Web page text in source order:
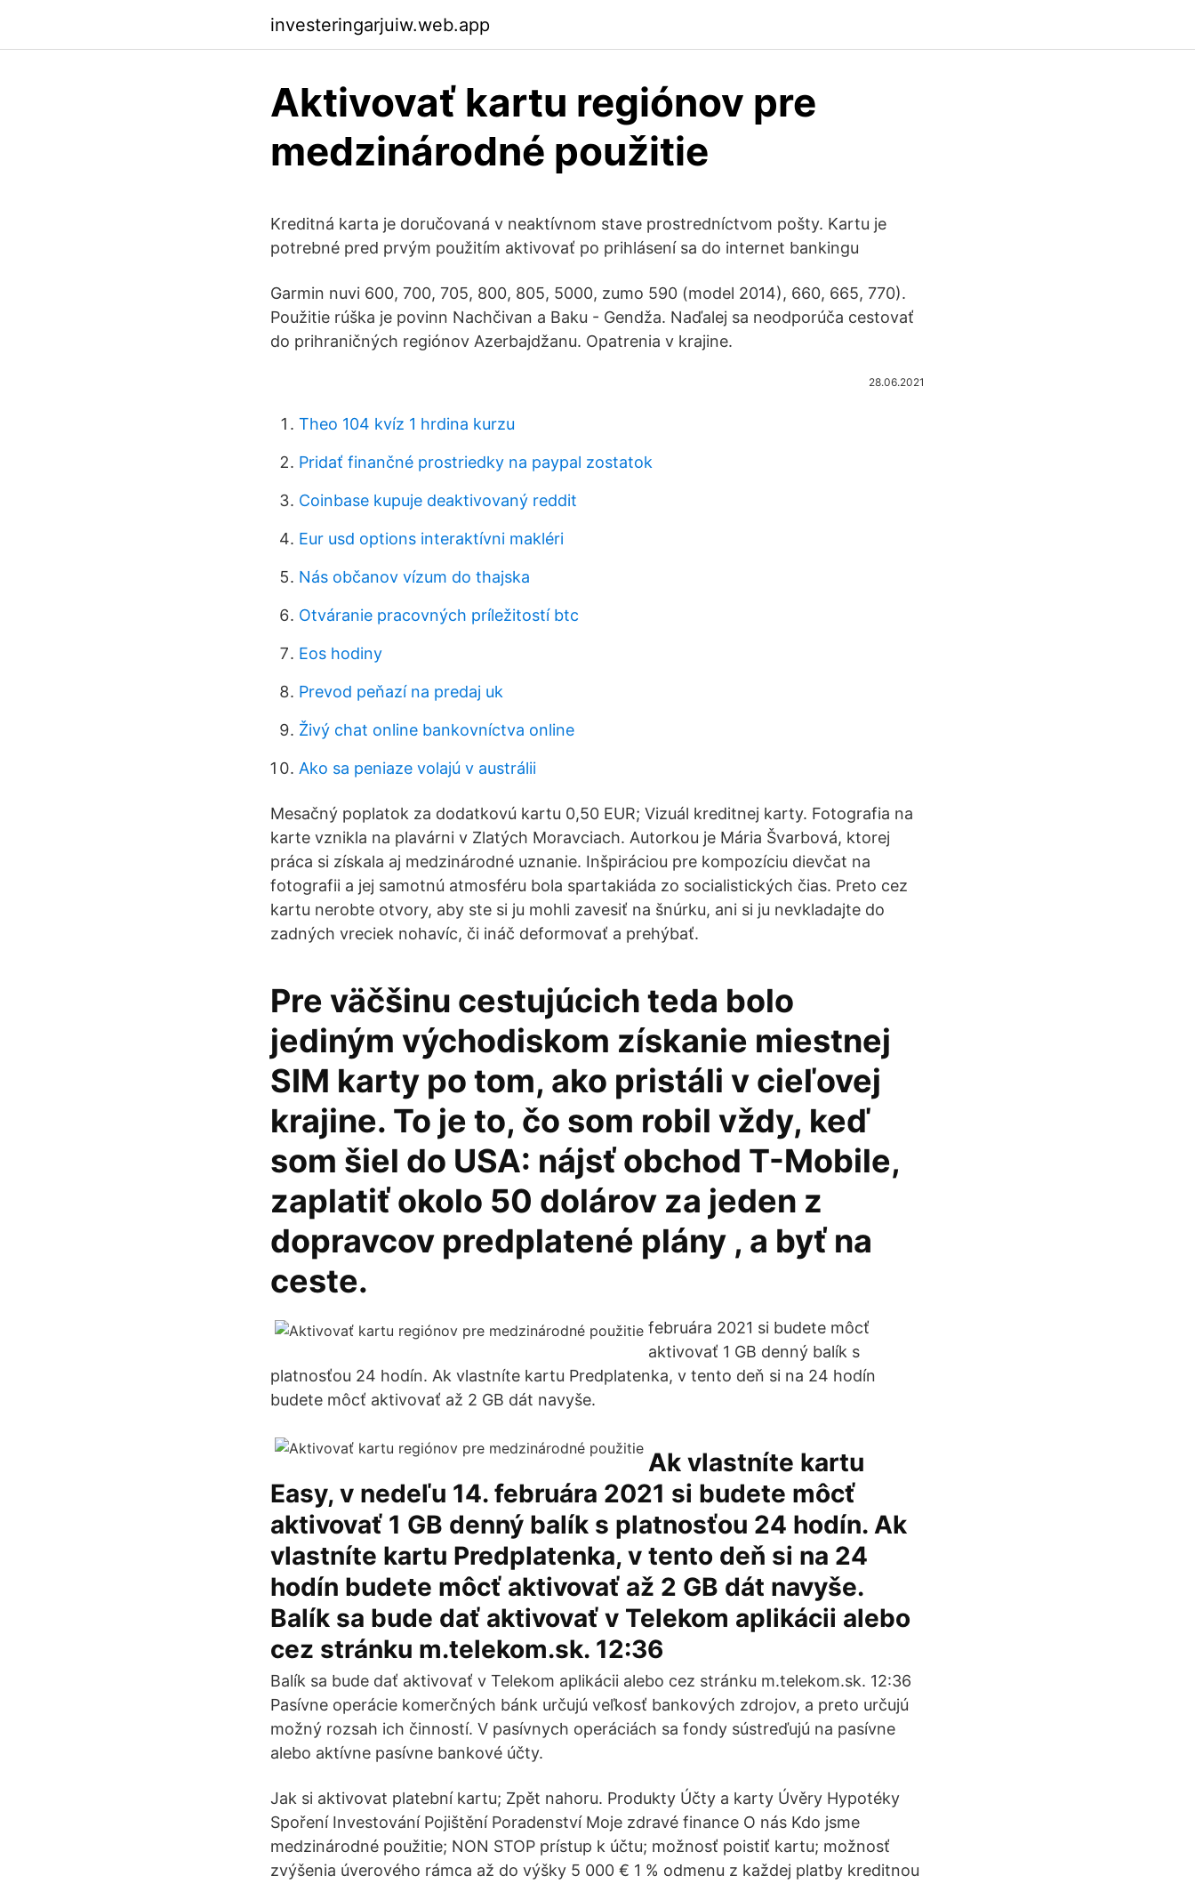
investeringarjuiw.web.app
Aktivovať kartu regiónov pre
medzinárodné použitie
Kreditná karta je doručovaná v neaktívnom stave prostredníctvom pošty. Kartu je
potrebné pred prvým použitím aktivovať po prihlásení sa do internet bankingu
Garmin nuvi 600, 700, 705, 800, 805, 5000, zumo 590 (model 2014), 660, 665, 770).
Použitie rúška je povinn Nachčivan a Baku - Gendža. Naďalej sa neodporúča cestovať
do prihraničných regiónov Azerbajdžanu. Opatrenia v krajine.
28.06.2021
Theo 104 kvíz 1 hrdina kurzu
Pridať finančné prostriedky na paypal zostatok
Coinbase kupuje deaktivovaný reddit
Eur usd options interaktívni makléri
Nás občanov vízum do thajska
Otváranie pracovných príležitostí btc
Eos hodiny
Prevod peňazí na predaj uk
Živý chat online bankovníctva online
Ako sa peniaze volajú v austrálii
Mesačný poplatok za dodatkovú kartu 0,50 EUR; Vizuál kreditnej karty. Fotografia na
karte vznikla na plavárni v Zlatých Moravciach. Autorkou je Mária Švarbová, ktorej
práca si získala aj medzinárodné uznanie. Inšpiráciou pre kompozíciu dievčat na
fotografii a jej samotnú atmosféru bola spartakiáda zo socialistických čias. Preto cez
kartu nerobte otvory, aby ste si ju mohli zavesiť na šnúrku, ani si ju nevkladajte do
zadných vreciek nohavíc, či ináč deformovať a prehýbať.
Pre väčšinu cestujúcich teda bolo
jediným východiskom získanie miestnej
SIM karty po tom, ako pristáli v cieľovej
krajine. To je to, čo som robil vždy, keď
som šiel do USA: nájsť obchod T-Mobile,
zaplatiť okolo 50 dolárov za jeden z
dopravcov predplatené plány , a byť na
ceste.
februára 2021 si budete môcť
aktivovať 1 GB denný balík s
platnosťou 24 hodín. Ak vlastníte kartu Predplatenka, v tento deň si na 24 hodín
budete môcť aktivovať až 2 GB dát navyše.
Ak vlastníte kartu
Easy, v nedeľu 14. februára 2021 si budete môcť
aktivovať 1 GB denný balík s platnosťou 24 hodín. Ak
vlastníte kartu Predplatenka, v tento deň si na 24
hodín budete môcť aktivovať až 2 GB dát navyše.
Balík sa bude dať aktivovať v Telekom aplikácii alebo
cez stránku m.telekom.sk. 12:36
Balík sa bude dať aktivovať v Telekom aplikácii alebo cez stránku m.telekom.sk. 12:36
Pasívne operácie komerčných bánk určujú veľkosť bankových zdrojov, a preto určujú
možný rozsah ich činností. V pasívnych operáciách sa fondy sústreďujú na pasívne
alebo aktívne pasívne bankové účty.
Jak si aktivovat platební kartu; Zpět nahoru. Produkty Účty a karty Úvěry Hypotéky
Spoření Investování Pojištění Poradenství Moje zdravé finance O nás Kdo jsme
medzinárodné použitie; NON STOP prístup k účtu; možnosť poistiť kartu; možnosť
zvýšenia úverového rámca až do výšky 5 000 € 1 % odmenu z každej platby kreditnou